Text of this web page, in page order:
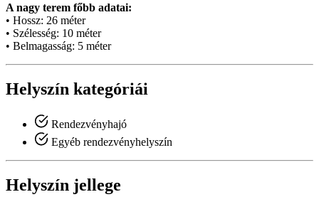
A nagy terem főbb adatai:
• Hossz: 26 méter
• Szélesség: 10 méter
• Belmagasság: 5 méter
Helyszín kategóriái
Rendezvényhajó
Egyéb rendezvényhelyszín
Helyszín jellege